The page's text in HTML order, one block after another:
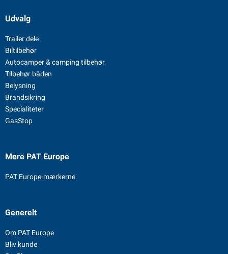
Udvalg
Trailer dele
Biltilbehør
Autocamper & camping tilbehør
Tilbehør båden
Belysning
Brandsikring
Specialiteter
GasStop
Mere PAT Europe
PAT Europe-mærkerne
Generelt
Om PAT Europe
Bliv kunde